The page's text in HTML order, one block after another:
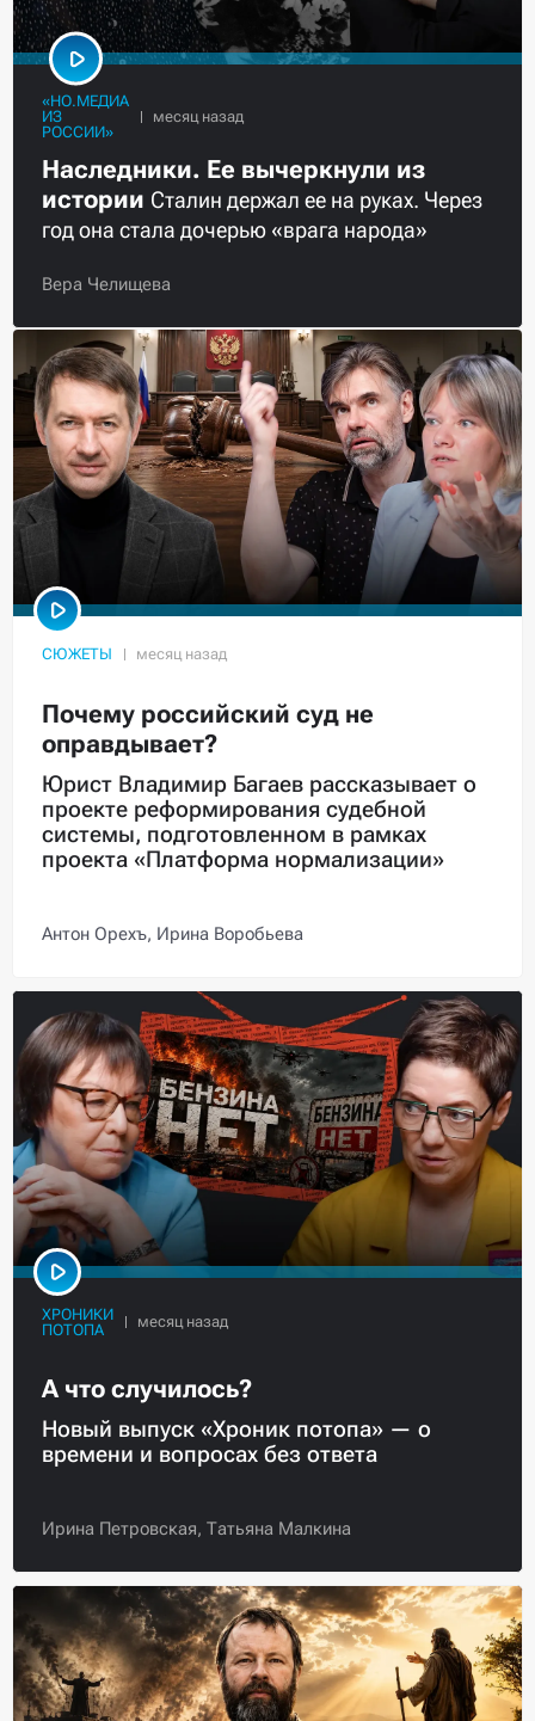
«НО.МЕДИА
ИЗ
РОССИИ»
Наследники. Ее вычеркнули из
истории Сталин держал ее на руках. Через
год она стала дочерью «врага народа»
Вера Челищева
СЮЖЕТЫ
Почему российский суд не
оправдывает?
Юрист Владимир Багаев рассказывает о
проекте реформирования судебной
системы, подготовленном в рамках
проекта «Платформа нормализации»
Антон Орехъ, Ирина Воробьева
ХРОНИКИ
ПОТОПА
А что случилось?
Новый выпуск «Хроник потопа» — о
времени и вопросах без ответа
Ирина Петровская, Татьяна Малкина